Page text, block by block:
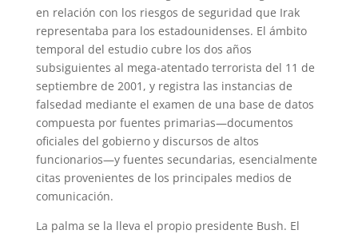
en relación con los riesgos de seguridad que Irak
representaba para los estadounidenses. El ámbito
temporal del estudio cubre los dos años
subsiguientes al mega-atentado terrorista del 11 de
septiembre de 2001, y registra las instancias de
falsedad mediante el examen de una base de datos
compuesta por fuentes primarias—documentos
oficiales del gobierno y discursos de altos
funcionarios—y fuentes secundarias, esencialmente
citas provenientes de los principales medios de
comunicación.
La palma se la lleva el propio presidente Bush. El